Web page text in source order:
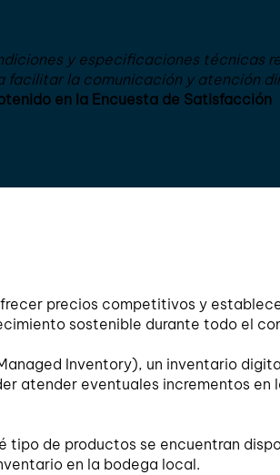
y especificaciones técnicas
la comunicación y atención
en la Encuesta de Satisfacción
precios competitivos y
sostenible durante todo el
Inventory), un inventario
atender eventuales incrementos en
de productos se encuentran
en la bodega local.